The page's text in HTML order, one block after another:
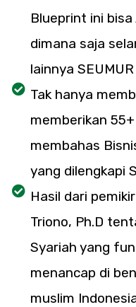
Blueprint ini
dimana saja
lainnya SEUMUR
Tak hanya
memberikan
membahas
yang dilengkapi
Hasil dari
Triono, Ph.D
Syariah yang
menancap di
muslim